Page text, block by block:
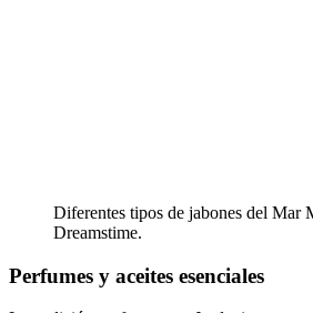
Diferentes tipos de jabones del Mar
Dreamstime.
Perfumes y aceites esenciales